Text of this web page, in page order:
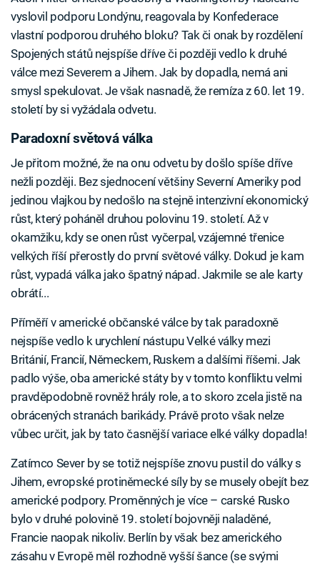
vyslovil podporu Londýnu, reagovala by Konfederace
vlastní podporou druhého bloku? Tak či onak by rozdělení
Spojených států nejspíše dříve či později vedlo k druhé
válce mezi Severem a Jihem. Jak by dopadla, nemá ani
smysl spekulovat. Je však nasnadě, že remíza z 60. let 19.
století by si vyžádala odvetu.
Paradoxní světová válka
Je přitom možné, že na onu odvetu by došlo spíše dříve
nežli později. Bez sjednocení většiny Severní Ameriky pod
jedinou vlajkou by nedošlo na stejně intenzivní ekonomický
růst, který poháněl druhou polovinu 19. století. Až v
okamžiku, kdy se onen růst vyčerpal, vzájemné třenice
velkých říší přerostly do první světové války. Dokud je kam
růst, vypadá válka jako špatný nápad. Jakmile se ale karty
obrátí...
Příměří v americké občanské válce by tak paradoxně
nejspíše vedlo k urychlení nástupu Velké války mezi
Británií, Francií, Německem, Ruskem a dalšími říšemi. Jak
padlo výše, oba americké státy by v tomto konfliktu velmi
pravděpodobně rovněž hrály role, a to skoro zcela jistě na
obrácených stranách barikády. Právě proto však nelze
vůbec určit, jak by tato časnější variace elké války dopadla!
Zatímco Sever by se totiž nejspíše znovu pustil do války s
Jihem, evropské protiněmecké síly by se musely obejít bez
americké podpory. Proměnných je více – carské Rusko
bylo v druhé polovině 19. století bojovněji naladěné,
Francie naopak nikoliv. Berlín by však bez amerického
zásahu v Evropě měl rozhodně vyšší šance (se svými